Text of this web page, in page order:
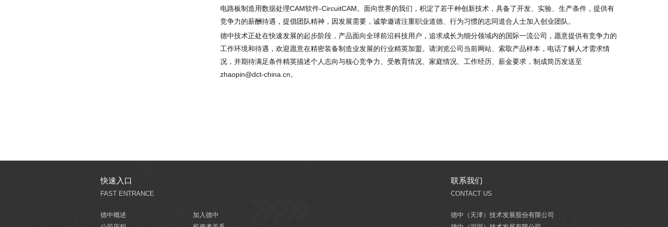
电路板制造用数据处理CAM软件-CircuitCAM。面向世界的我们，积淀了若干种创新技术，具备了开发、实验、生产条件，提供有
竞争力的薪酬待遇，提倡团队精神，因发展需要，诚挚邀请注重职业道德、行为习惯的志同道合人士加入创业团队。
德中技术正处在快速发展的起步阶段，产品面向全球前沿科技用户，追求成长为细分领域内的国际一流公司，愿意提供有竞争力的
工作环境和待遇，欢迎愿意在精密装备制造业发展的行业精英加盟。请浏览公司当前网站、索取产品样本，电话了解人才需求情
况，并期待满足条件精英描述个人志向与核心竞争力、受教育情况、家庭情况、工作经历、薪金要求，制成简历发送至
zhaopin@dct-china.cn。
快速入口
FAST ENTRANCE
德中概述
加入德中
联系我们
CONTACT US
德中（天津）技术发展股份有限公司